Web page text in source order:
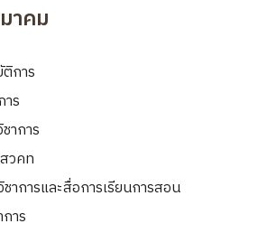
าคม
การ
ร
าการ
วคท
าการและสื่อการเรียนการสอน
าร